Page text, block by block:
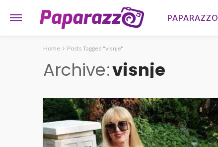
PAPARAZZO
Home Posts Tagged "visnje"
Archive visnje